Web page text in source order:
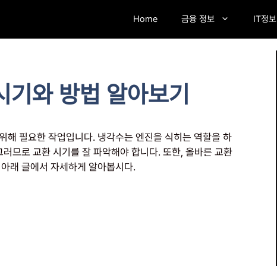
Home 금융 정보 IT정보
와 방법 알아보기
해 필요한 작업입니다. 냉각수는 엔진을 식히는 역할을 하
므로 교환 시기를 잘 파악해야 합니다. 또한, 올바른 교환
래 글에서 자세하게 알아봅시다.